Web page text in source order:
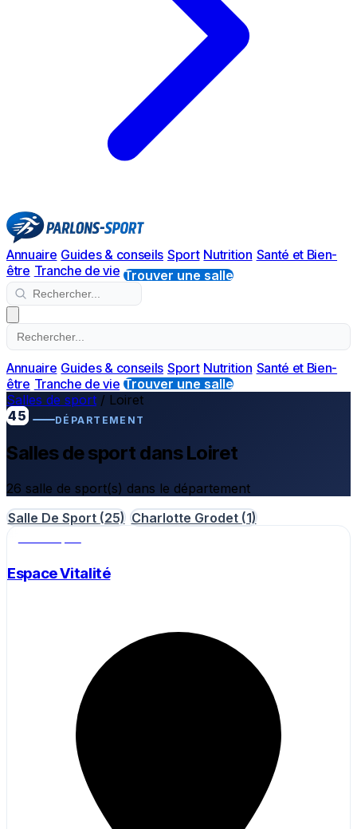
Annuaire Guides & conseils Sport Nutrition Santé et Bien-
être Tranche de vie Trouver une salle
Annuaire Guides & conseils Sport Nutrition Santé et Bien-
être Tranche de vie Trouver une salle
Salles de sport / Loiret
45
DÉPARTEMENT
Salles de sport dans Loiret
26 salle de sport(s) dans le département
Salle De Sport (25) Charlotte Grodet (1)
Espace Vitalité